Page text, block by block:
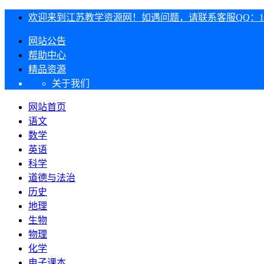
欢迎来到江苏教学资源网！如遇问题，请联系客服QQ：
网站公告
帮助中心
精品资源
关于我们
网站首页
语文
数学
英语
科学
道德与法治
历史
地理
生物
物理
化学